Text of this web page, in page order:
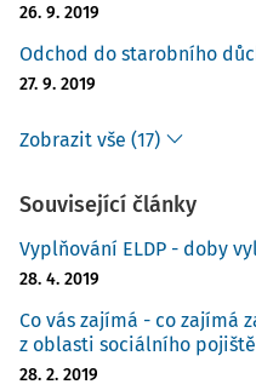
26. 9. 2019
Odchod do starobního
27. 9. 2019
Zobrazit vše (17)
Související články
Vyplňování ELDP - doby
28. 4. 2019
Co vás zajímá - co zajímá
z oblasti sociálního
28. 2. 2019